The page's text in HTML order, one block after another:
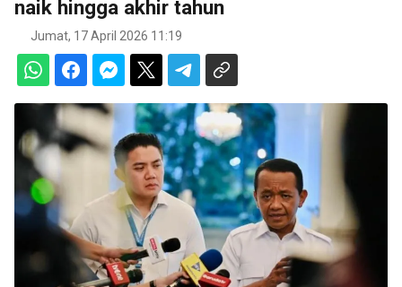
naik hingga akhir tahun
Jumat, 17 April 2026 11:19